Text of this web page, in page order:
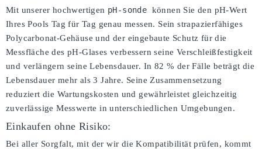
Mit unserer hochwertigen pH-sonde können Sie den pH-Wert
Ihres Pools Tag für Tag genau messen. Sein strapazierfähiges
Polycarbonat-Gehäuse und der eingebaute Schutz für die
Messfläche des pH-Glases verbessern seine Verschleißfestigkeit
und verlängern seine Lebensdauer. In 82 % der Fälle beträgt die
Lebensdauer mehr als 3 Jahre. Seine Zusammensetzung
reduziert die Wartungskosten und gewährleistet gleichzeitig
zuverlässige Messwerte in unterschiedlichen Umgebungen.
Einkaufen ohne Risiko:
Bei aller Sorgfalt, mit der wir die Kompatibilität prüfen, kommt